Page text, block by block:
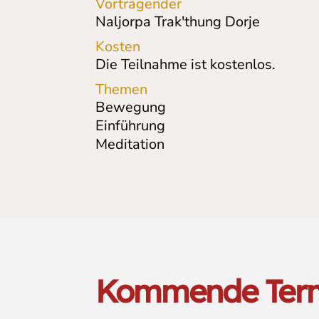
Naljorpa Trak'thung Dorje
Kosten
Die Teilnahme ist kostenlos.
Themen
Bewegung
Einführung
Meditation
Kommende